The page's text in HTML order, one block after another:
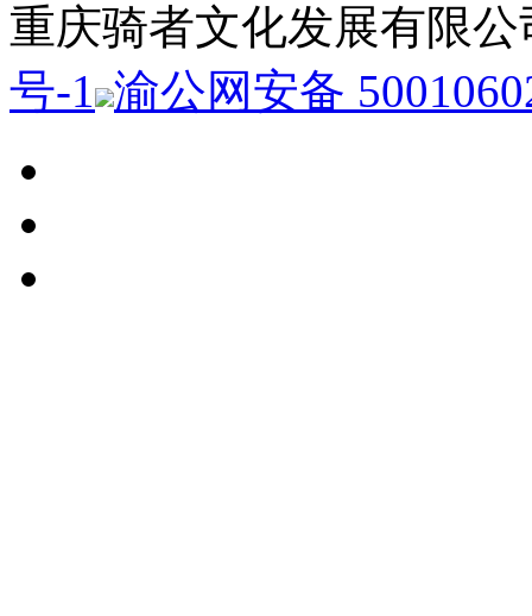
重庆骑者文化发展有限
号-1 渝公网安备